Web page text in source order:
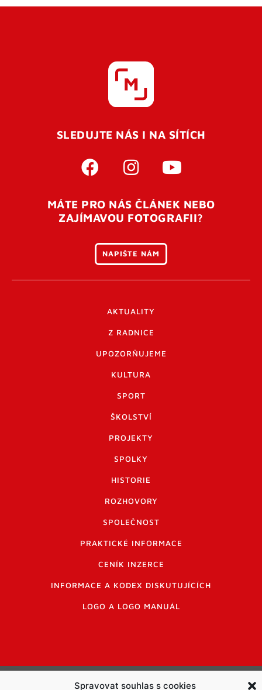
Spravovat souhlas s cookies
SLEDUJTE NÁS I NA SÍTÍCH
MÁTE PRO NÁS ČLÁNEK NEBO
ZAJÍMAVOU FOTOGRAFII?
NAPIŠTE NÁM
AKTUALITY
Z RADNICE
UPOZORŇUJEME
KULTURA
SPORT
ŠKOLSTVÍ
PROJEKTY
SPOLKY
HISTORIE
ROZHOVORY
SPOLEČNOST
PRAKTICKÉ INFORMACE
CENÍK INZERCE
INFORMACE A KODEX DISKUTUJÍCÍCH
LOGO A LOGO MANUÁL
Informace o zpracování osobních údajů